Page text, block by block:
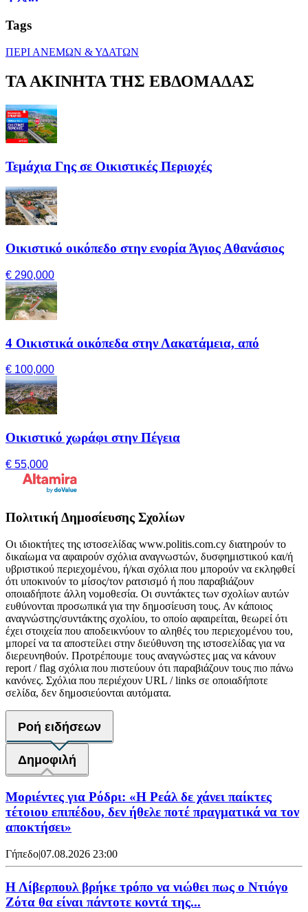
Tags
ΠΕΡΙ ΑΝΕΜΩΝ & ΥΔΑΤΩΝ
ΤΑ ΑΚΙΝΗΤΑ ΤΗΣ ΕΒΔΟΜΑΔΑΣ
Τεμάχια Γης σε Οικιστικές Περιοχές
Οικιστικό οικόπεδο στην ενορία Άγιος Αθανάσιος
€ 290,000
4 Οικιστικά οικόπεδα στην Λακατάμεια, από
€ 100,000
Οικιστικό χωράφι στην Πέγεια
€ 55,000
Πολιτική Δημοσίευσης Σχολίων
Οι ιδιοκτήτες της ιστοσελίδας www.politis.com.cy διατηρούν το
δικαίωμα να αφαιρούν σχόλια αναγνωστών, δυσφημιστικού και/ή
υβριστικού περιεχομένου, ή/και σχόλια που μπορούν να εκληφθεί
ότι υποκινούν το μίσος/τον ρατσισμό ή που παραβιάζουν
οποιαδήποτε άλλη νομοθεσία. Οι συντάκτες των σχολίων αυτών
ευθύνονται προσωπικά για την δημοσίευση τους. Αν κάποιος
αναγνώστης/συντάκτης σχολίου, το οποίο αφαιρείται, θεωρεί ότι
έχει στοιχεία που αποδεικνύουν το αληθές του περιεχομένου του,
μπορεί να τα αποστείλει στην διεύθυνση της ιστοσελίδας για να
διερευνηθούν. Προτρέπουμε τους αναγνώστες μας να κάνουν
report / flag σχόλια που πιστεύουν ότι παραβιάζουν τους πιο πάνω
κανόνες. Σχόλια που περιέχουν URL / links σε οποιαδήποτε
σελίδα, δεν δημοσιεύονται αυτόματα.
Ροή ειδήσεων
Δημοφιλή
Μοριέντες για Ρόδρι: «Η Ρεάλ δε χάνει παίκτες
τέτοιου επιπέδου, δεν ήθελε ποτέ πραγματικά να τον
αποκτήσει»
Γήπεδο|07.08.2026 23:00
Η Λίβερπουλ βρήκε τρόπο να νιώθει πως ο Ντιόγο
Ζότα θα είναι πάντοτε κοντά της...